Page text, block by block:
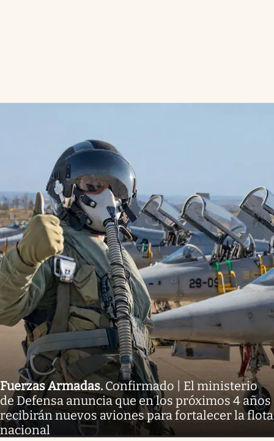
Fuerzas Armadas. Confirmado | El ministerio
de Defensa anuncia que en los próximos 4 años
recibirán nuevos aviones para fortalecer la flota
nacional